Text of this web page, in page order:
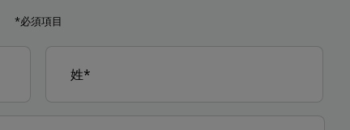
*必須項目